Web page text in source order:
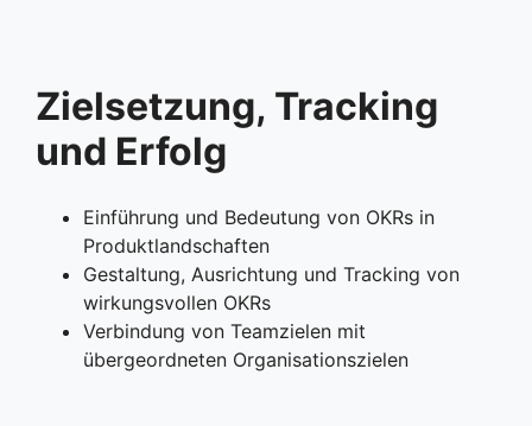
Zielsetzung, Tracking
und Erfolg
Einführung und Bedeutung von OKRs in
Produktlandschaften
Gestaltung, Ausrichtung und Tracking von
wirkungsvollen OKRs
Verbindung von Teamzielen mit
übergeordneten Organisationszielen